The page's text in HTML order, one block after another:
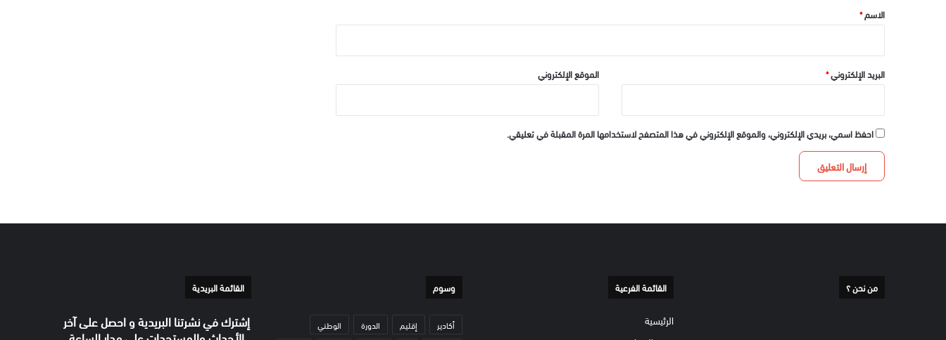
*الاسم*
البريد الإلكتروني* الموقع الإلكتروني
احفظ اسمي، بريدي الإلكتروني، والموقع الإلكتروني في هذا المتصفح لاستخدامها المرة المقبلة في تعليقي.
من نحن ؟ القائمة الفرعية
الرئيسية
وسوم
أكادير إقليم الدورة الوطني
القائمة البريدية
إشترك في نشرتنا البريدية و احصل على آخر